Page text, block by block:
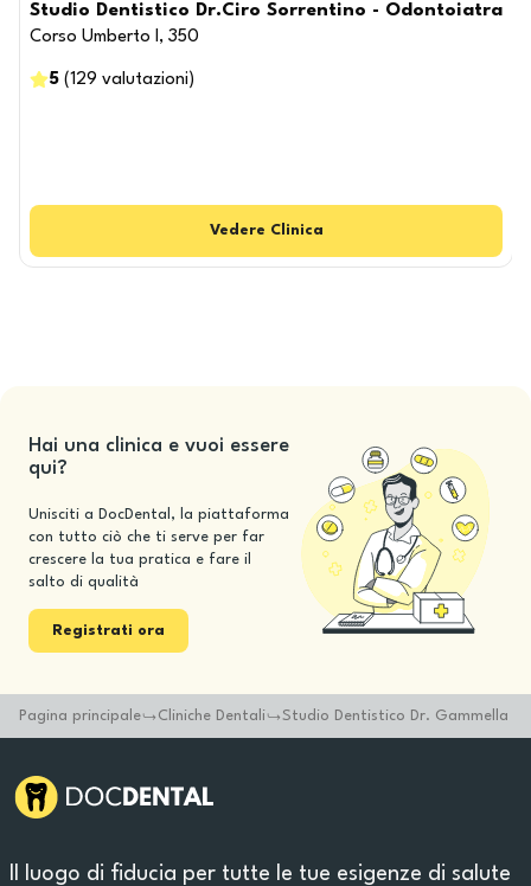
Studio Dentistico Dr.Ciro Sorrentino - Odontoiatra
Corso Umberto I, 350
5 (129 valutazioni )
Vedere Clinica
Hai una clinica e vuoi essere
qui?
Unisciti a DocDental, la piattaforma
con tutto ciò che ti serve per far
crescere la tua pratica e fare il
salto di qualità
Registrati ora
Pagina principale Cliniche Dentali Studio Dentistico Dr. Gammella
Il luogo di fiducia per tutte le tue esigenze di salute